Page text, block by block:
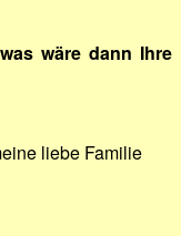
wäre dann Ihre
liebe Familie